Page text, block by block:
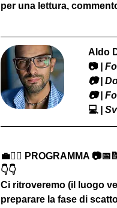
per una lettura,
Aldo
📷 |
​📷 |
📷 |
💻 |
💼🚶‍♂️ PROGRAMMA
👇👇
Ci ritroveremo (il luogo
preparare la fase di